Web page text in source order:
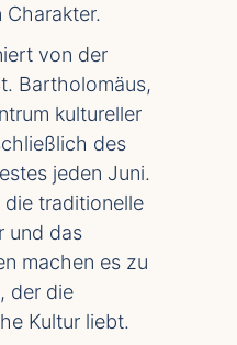
von der
Bartholomäus,
kultureller
des
jeden Juni.
die traditionelle
und das
machen es zu
der die
Kultur liebt.